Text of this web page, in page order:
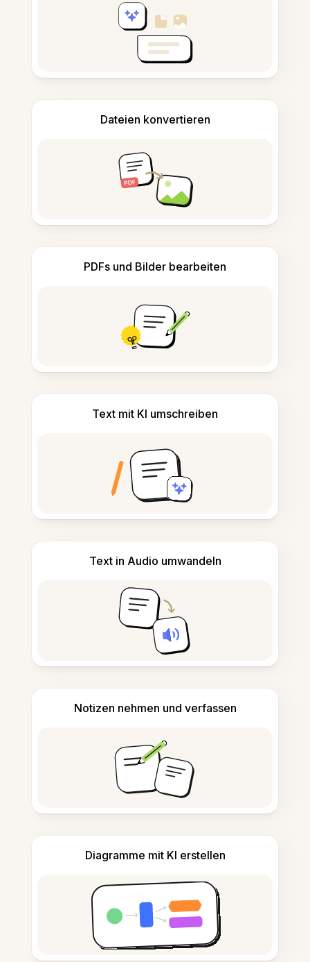
Dateien konvertieren
PDFs und Bilder bearbeiten
Text mit KI umschreiben
Text in Audio umwandeln
Notizen nehmen und verfassen
Diagramme mit KI erstellen